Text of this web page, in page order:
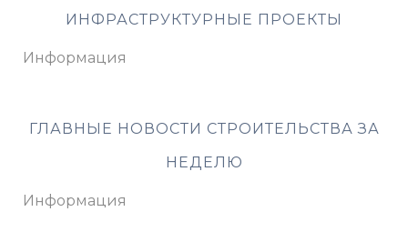
ИНФРАСТРУКТУРНЫЕ ПРОЕКТЫ
Информация
ГЛАВНЫЕ НОВОСТИ СТРОИТЕЛЬСТВА ЗА
НЕДЕЛЮ
Информация